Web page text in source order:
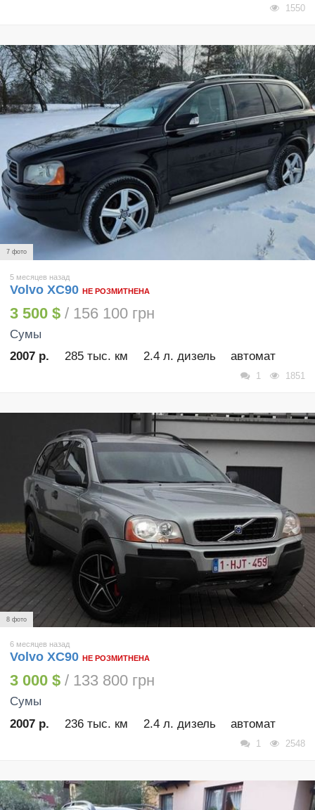
1550
7 фото
5 месяцев назад
Volvo XC90 НЕ РОЗМИТНЕНА
3 500 $ / 156 100 грн
Сумы
2007 р.
285 тыс. км 2.4 л. дизель автомат
1 1851
8 фото
6 месяцев назад
Volvo XC90 НЕ РОЗМИТНЕНА
3 000 $ / 133 800 грн
Сумы
2007 р.
236 тыс. км 2.4 л. дизель автомат
1 2548